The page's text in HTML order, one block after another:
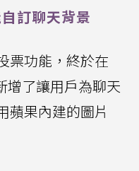
訂聊天背景
票功能，終於在
增了讓用戶為聊天
蘋果內建的圖片